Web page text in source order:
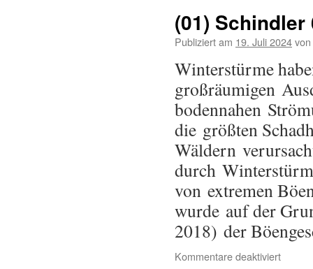
(01) Schindler
Publiziert am 19. Juli 2024von
Winterstürme
großräumigen
bodennahen
die größten
Wäldern
durch
von extremen
wurde auf der
2018) der
Kommentare deaktiviert